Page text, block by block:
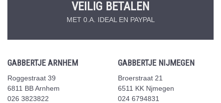
VEILIG BETALEN
MET 0.A. IDEAL EN PAYPAL
GABBERTJE ARNHEM
Roggestraat 39
6811 BB Arnhem
026 3823822
GABBERTJE NIJMEGEN
Broerstraat 21
6511 KK Njmegen
024 6794831